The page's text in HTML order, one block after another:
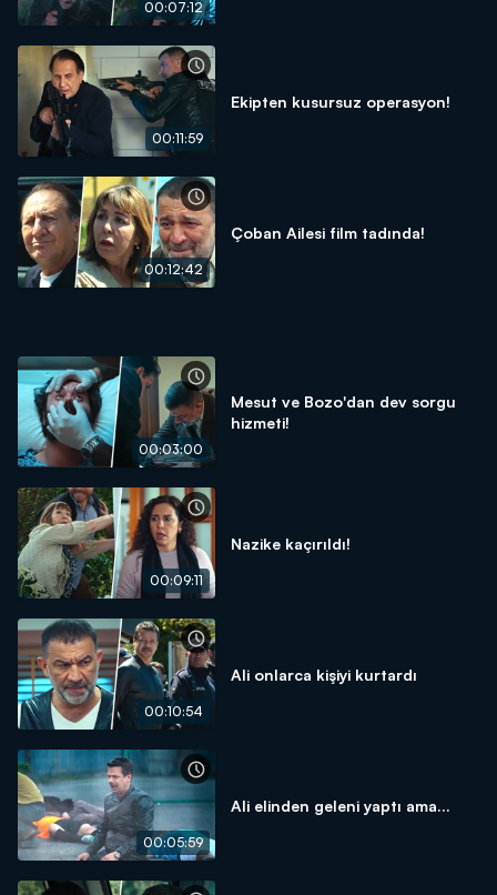
00:07:12
00:11:59
Ekipten kusursuz operasyon!
00:12:42
Çoban Ailesi film tadında!
00:03:00
Mesut ve Bozo'dan dev sorgu
hizmeti!
00:09:11
Nazike kaçırıldı!
00:10:54
Ali onlarca kişiyi kurtardı
00:05:59
Ali elinden geleni yaptı ama...